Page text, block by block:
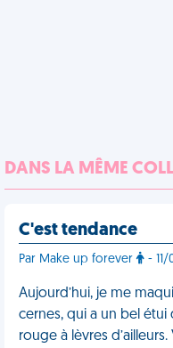
DANS LA MÊME
C'est tendance
Par Make up forever - 11/
Aujourd’hui, je me
cernes, qui a un bel
rouge à lèvres d’ailleurs.